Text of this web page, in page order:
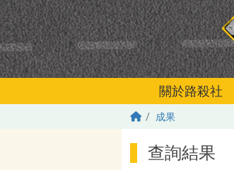
移至主內容
關於路殺社
成果
查詢結果